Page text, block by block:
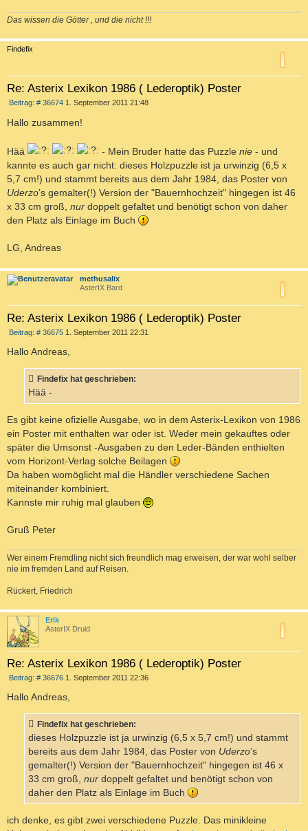
Das wissen die Götter , und die nicht !!!
a
Findefix
Re: Asterix Lexikon 1986 ( Lederoptik) Poster
Beitrag: # 36674B
i
t
a
g
1. September 2011 21:48
Hallo zusammen!
Hää - Mein Bruder hatte das Puzzle nie - und
kannte es auch gar nicht: dieses Holzpuzzle ist ja urwinzig (6,5 x
5,7 cm!) und stammt bereits aus dem Jahr 1984, das Poster von
Uderzo’s gemalter(!) Version der "Bauernhochzeit" hingegen ist 46
x 33 cm groß, nur doppelt gefaltet und benötigt schon von daher
den Platz als Einlage im Buch
LG, Andreas
a
methusalix
AsterIX Bard
Re: Asterix Lexikon 1986 ( Lederoptik) Poster
Beitrag: # 36675B
i
r
a
1. September 2011 22:31
Hallo Andreas,
Findefix hat geschrieben:
Hää -
Es gibt keine ofizielle Ausgabe, wo in dem Asterix-Lexikon von 1986
ein Poster mit enthalten war oder ist. Weder mein gekauftes oder
später die Umsonst -Ausgaben zu den Leder-Bänden enthielten
vom Horizont-Verlag solche Beilagen
Da haben womöglicht mal die Händler verschiedene Sachen
miteinander kombiniert.
Kannste mir ruhig mal glauben
Gruß Peter
Wer einem Fremdling nicht sich freundlich mag erweisen, der war wohl selber
nie im fremden Land auf Reisen.
Rückert, Friedrich
a
Erik
AsterIX Druid
Re: Asterix Lexikon 1986 ( Lederoptik) Poster
Beitrag: # 36676B
i
r
a
1. September 2011 22:36
Hallo Andreas,
Findefix hat geschrieben:
dieses Holzpuzzle ist ja urwinzig (6,5 x 5,7 cm!) und stammt
bereits aus dem Jahr 1984, das Poster von Uderzo’s
gemalter(!) Version der "Bauernhochzeit" hingegen ist 46 x
33 cm groß, nur doppelt gefaltet und benötigt schon von
daher den Platz als Einlage im Buch
ich denke, es gibt zwei verschiedene Puzzle. Das minikleine